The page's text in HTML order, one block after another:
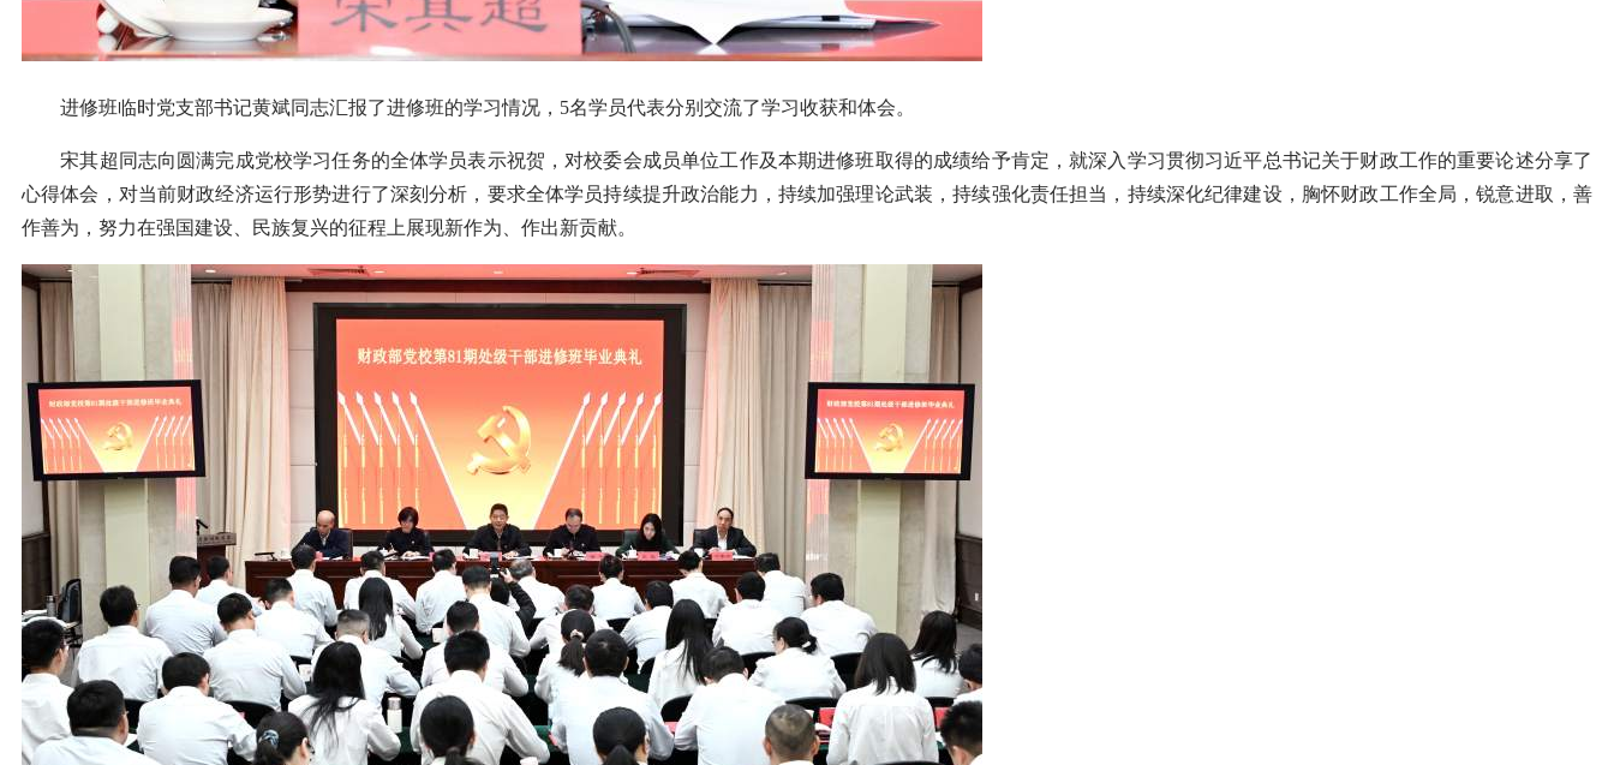
进修班临时党支部书记黄斌同志汇报了进修班的学习情况，5名学员代表分别交流了学习收获和体会。
宋其超同志向圆满完成党校学习任务的全体学员表示祝贺，对校委会成员单位工作及本期进修班取得的成绩给予肯定，就深入学习贯彻习近平总书记关于财政工作的重要论述分享了
心得体会，对当前财政经济运行形势进行了深刻分析，要求全体学员持续提升政治能力，持续加强理论武装，持续强化责任担当，持续深化纪律建设，胸怀财政工作全局，锐意进取，善
作善为，努力在强国建设、民族复兴的征程上展现新作为、作出新贡献。